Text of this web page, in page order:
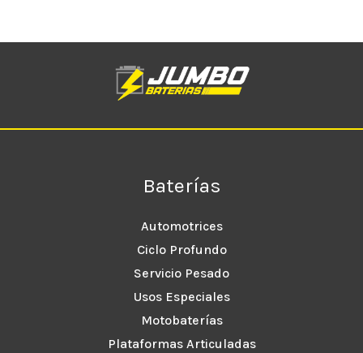
Baterías
Automotrices
Ciclo Profundo
Servicio Pesado
Usos Especiales
Motobaterías
Plataformas Articuladas